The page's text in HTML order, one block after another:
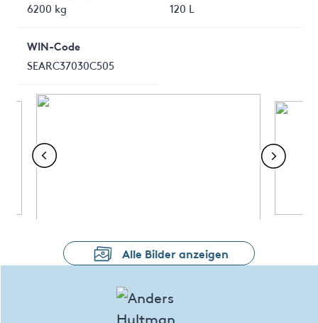
6200 kg
120 L
WIN-Code
SEARC37030C505
Alle Bilder anzeigen